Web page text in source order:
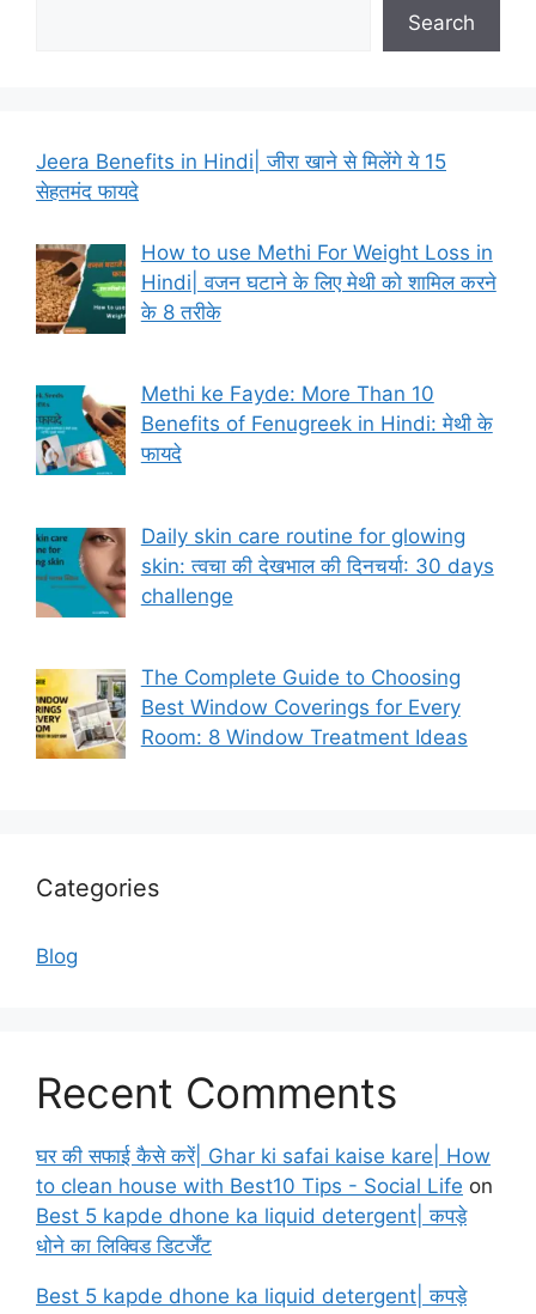
Search
Jeera Benefits in Hindi| जीरा खाने से मिलेंगे ये 15
सेहतमंद फायदे
How to use Methi For Weight Loss in
Hindi| वजन घटाने के लिए मेथी को शामिल करने
के 8 तरीके
Methi ke Fayde: More Than 10
Benefits of Fenugreek in Hindi: मेथी के
फायदे
Daily skin care routine for glowing
skin: त्वचा की देखभाल की दिनचर्या: 30 days
challenge
The Complete Guide to Choosing
Best Window Coverings for Every
Room: 8 Window Treatment Ideas
Categories
Blog
Recent Comments
घर की सफाई कैसे करें| Ghar ki safai kaise kare| How
to clean house with Best10 Tips - Social Life on
Best 5 kapde dhone ka liquid detergent| कपड़े
धोने का लिक्विड डिटर्जेंट
Best 5 kapde dhone ka liquid detergent| कपड़े